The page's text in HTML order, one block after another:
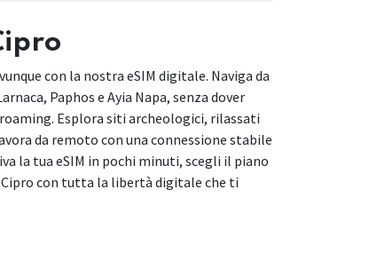
con la nostra eSIM digitale. Naviga da
Paphos e Ayia Napa, senza dover
Esplora siti archeologici, rilassati
da remoto con una connessione stabile
la tua eSIM in pochi minuti, scegli il piano
con tutta la libertà digitale che ti